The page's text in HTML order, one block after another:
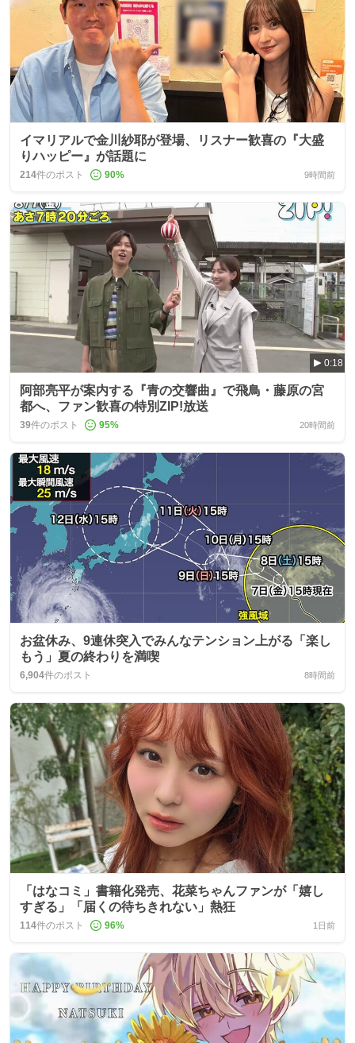
イマリアルで金川紗耶が登場、リスナー歓喜の『大盛
りハッピー』が話題に
214件のポスト 90% 9時間前
0:18
阿部亮平が案内する『青の交響曲』で飛鳥・藤原の宮
都へ、ファン歓喜の特別ZIP!放送
39件のポスト 95% 20時間前
お盆休み、9連休突入でみんなテンション上がる「楽し
もう」夏の終わりを満喫
6,904件のポスト 8時間前
「はなコミ」書籍化発売、花菜ちゃんファンが「嬉し
すぎる」「届くの待ちきれない」熱狂
114件のポスト 96% 1日前